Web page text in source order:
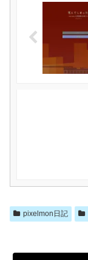
pixelmon日記